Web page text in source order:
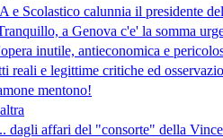
Scolastico calunnia il presidente
a Genova c'e' la somma
inutile, antieconomica e
reali e legittime critiche ed
mentono!
dagli affari del "consorte" della